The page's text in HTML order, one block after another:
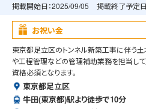
掲載開始日：2025/09/05 掲載終了予定日
お祝い金
東京都足立区のトンネル新築工事に伴う
や工程管理などの管理補助業務を担当し
資格必須となります。
東京都足立区
牛田(東京都)駅より徒歩で10分